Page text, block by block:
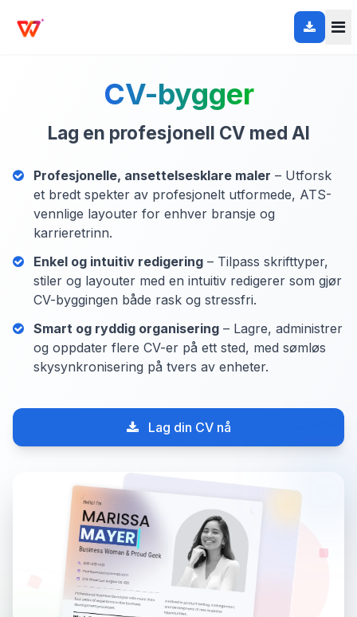
CV-bygger
Lag en profesjonell CV med AI
Profesjonelle, ansettelsesklare maler – Utforsk
et bredt spekter av profesjonelt utformede, ATS-
vennlige layouter for enhver bransje og
karrieretrinn.
Enkel og intuitiv redigering – Tilpass skrifttyper,
stiler og layouter med en intuitiv redigerer som gjør
CV-byggingen både rask og stressfri.
Smart og ryddig organisering – Lagre, administrer
og oppdater flere CV-er på ett sted, med sømløs
skysynkronisering på tvers av enheter.
Lag din CV nå